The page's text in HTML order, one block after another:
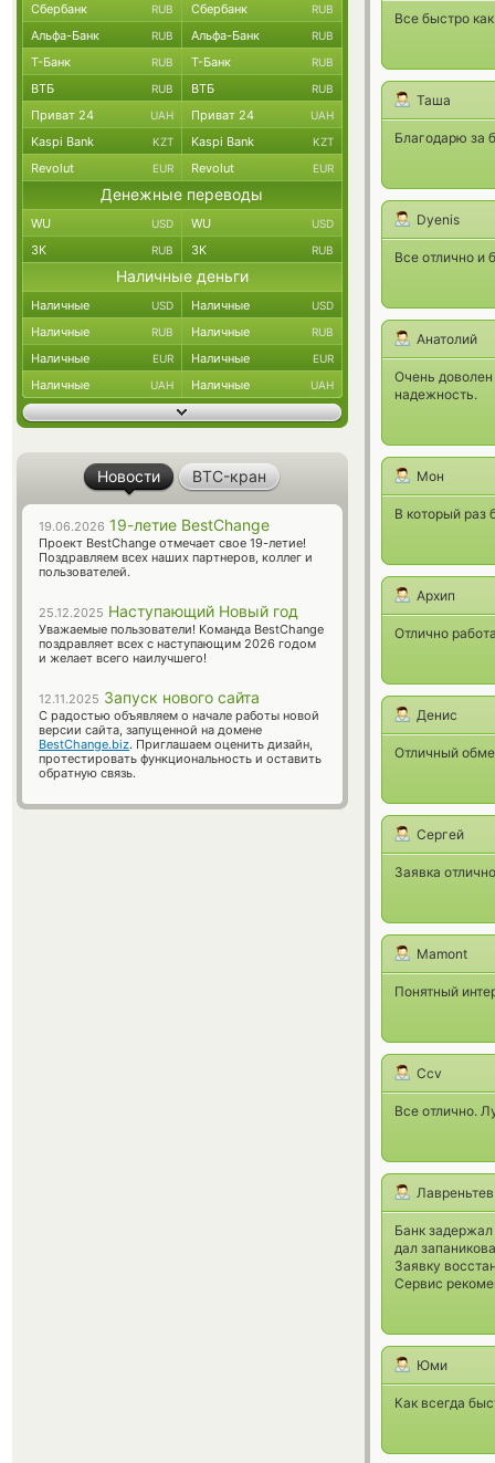
Все быстро
Таша
Благодарю за
Dyenis
Все отлично и
Анатолий
Очень
надежность.
Мон
В который раз
Архип
Отлично
Денис
Отличный
Сергей
Заявка
Mamont
Понятный
Ccv
Все отлично.
Лавреньтев
Банк
дал
Заявку
Сервис
Юми
Как всегда
Сбербанк RUB Сбербанк RUB
Альфа-Банк RUB Альфа-Банк RUB
Т-Банк RUB Т-Банк RUB
ВТБ RUB ВТБ RUB
Приват 24 UAH Приват 24 UAH
Kaspi Bank KZT Kaspi Bank KZT
Revolut EUR Revolut EUR
Денежные переводы
WU USD WU USD
ЗК RUB ЗК RUB
Наличные деньги
Наличные USD Наличные USD
Наличные RUB Наличные RUB
Наличные EUR Наличные EUR
Наличные UAH Наличные UAH
Новости BTC-кран
19.06.2026 19-летие BestChange
Проект BestChange отмечает свое 19-летие!
Поздравляем всех наших партнеров, коллег и
пользователей.
25.12.2025 Наступающий Новый год
Уважаемые пользователи! Команда BestChange
поздравляет всех с наступающим 2026 годом
и желает всего наилучшего!
12.11.2025 Запуск нового сайта
С радостью объявляем о начале работы новой
версии сайта, запущенной на домене
BestChange.biz. Приглашаем оценить дизайн,
протестировать функциональность и оставить
обратную связь.